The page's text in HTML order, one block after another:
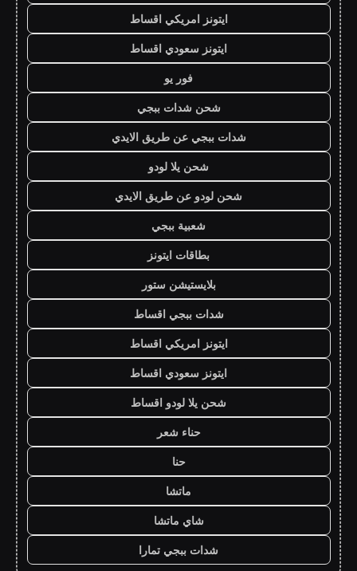
ايتونز امريكي اقساط
ايتونز سعودي اقساط
فور يو
شحن شدات ببجي
شدات ببجي عن طريق الايدي
شحن يلا لودو
شحن لودو عن طريق الايدي
شعبية ببجي
بطاقات ايتونز
بلايستيشن ستور
شدات ببجي اقساط
ايتونز امريكي اقساط
ايتونز سعودي اقساط
شحن يلا لودو اقساط
حناء شعر
حنا
ماتشا
شاي ماتشا
شدات ببجي تمارا